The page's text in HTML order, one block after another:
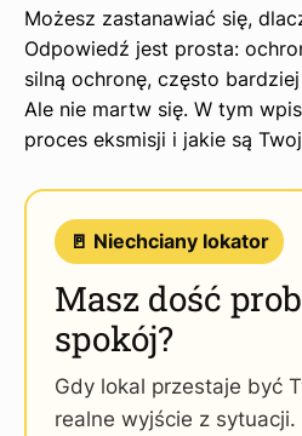
Możesz zastanawiać się,
Odpowiedź jest prosta:
silną ochronę, często
Ale nie martw się. W tym
proces eksmisji i jakie są
🚪 Niechciany lokator
Masz dość
spokój?
Gdy lokal przestaje być
realne wyjście z sytuacji.